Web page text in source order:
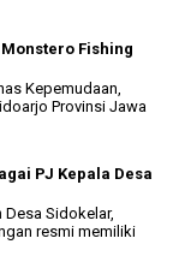
Fishing
Kepemudaan,
Provinsi Jawa
PJ Kepala Desa
Desa Sidokelar,
resmi memiliki